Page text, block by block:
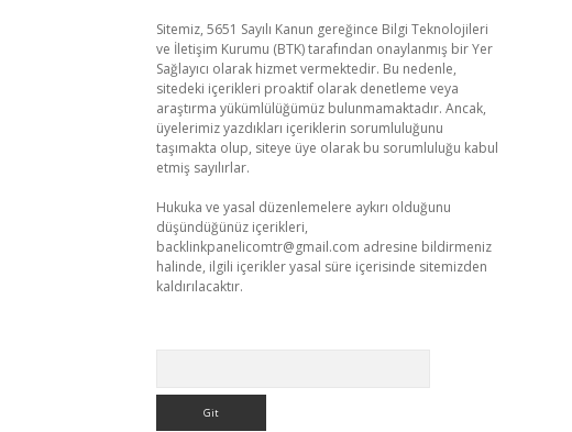
Sitemiz, 5651 Sayılı Kanun gereğince Bilgi Teknolojileri
ve İletişim Kurumu (BTK) tarafından onaylanmış bir Yer
Sağlayıcı olarak hizmet vermektedir. Bu nedenle,
sitedeki içerikleri proaktif olarak denetleme veya
araştırma yükümlülüğümüz bulunmamaktadır. Ancak,
üyelerimiz yazdıkları içeriklerin sorumluluğunu
taşımakta olup, siteye üye olarak bu sorumluluğu kabul
etmiş sayılırlar.
Hukuka ve yasal düzenlemelere aykırı olduğunu
düşündüğünüz içerikleri,
backlinkpanelicomtr@gmail.com adresine bildirmeniz
halinde, ilgili içerikler yasal süre içerisinde sitemizden
kaldırılacaktır.